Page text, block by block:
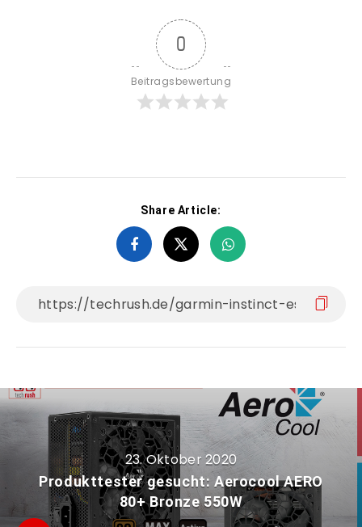
0
Beitragsbewertung
Share Article:
23. Oktober 2020
Produkttester gesucht: Aerocool AERO
80+ Bronze 550W